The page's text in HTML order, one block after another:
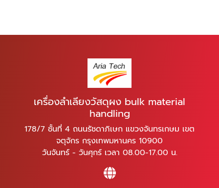
เครื่องลำเลียงวัสดุผง bulk material
handling
178/7 ชั้นที่ 4 ถนนรัชดาภิเษก แขวงจันทรเกษม เขต
จตุจักร กรุงเทพมหานคร 10900
วันจันทร์ - วันศุกร์ เวลา 08.00-17.00 น.